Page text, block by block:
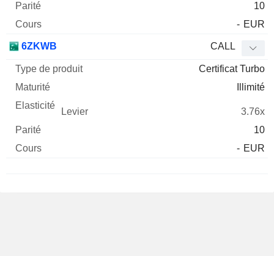
10
- EUR
6ZKWB CALL
Certificat Turbo
Illimité
3.76x
10
- EUR